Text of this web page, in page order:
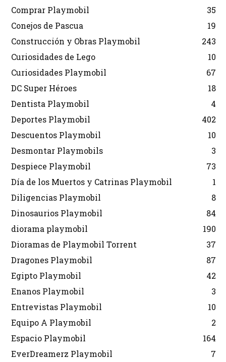
Comprar Playmobil
35
Conejos de Pascua
19
Construcción y Obras Playmobil
243
Curiosidades de Lego
10
Curiosidades Playmobil
67
DC Super Héroes
18
Dentista Playmobil
4
Deportes Playmobil
402
Descuentos Playmobil
10
Desmontar Playmobils
3
Despiece Playmobil
73
Día de los Muertos y Catrinas Playmobil
1
Diligencias Playmobil
8
Dinosaurios Playmobil
84
diorama playmobil
190
Dioramas de Playmobil Torrent
37
Dragones Playmobil
87
Egipto Playmobil
42
Enanos Playmobil
3
Entrevistas Playmobil
10
Equipo A Playmobil
2
Espacio Playmobil
164
EverDreamerz Playmobil
7